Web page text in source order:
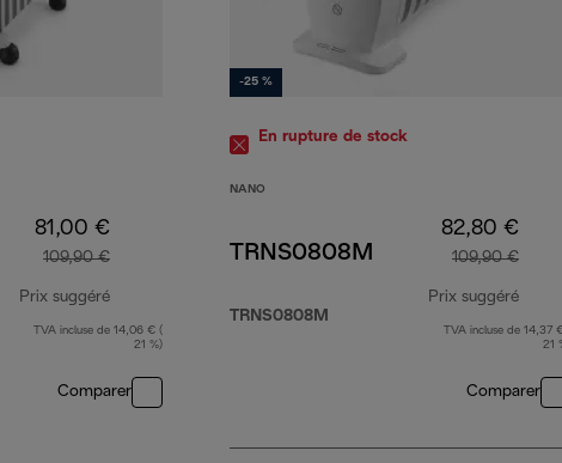
81,00 €
109,90 €
Prix suggéré
prix original 109,90 €
TVA incluse de 14,06 € (
21 %)
Comparer
-25 %
En rupture de stock
NANO
TRNS0808M
TRNS0808M
82,80 €
109,90 €
Prix suggéré
prix
TVA incluse de 14,37
21
Comparer